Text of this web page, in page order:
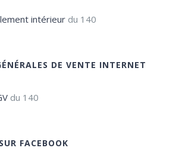
intérieur du 140
DE VENTE INTERNET
du 140
FACEBOOK